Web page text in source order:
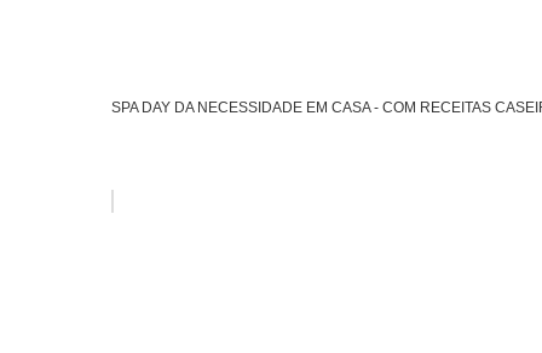
SPA DAY DA NECESSIDADE EM CASA - COM RECEITAS